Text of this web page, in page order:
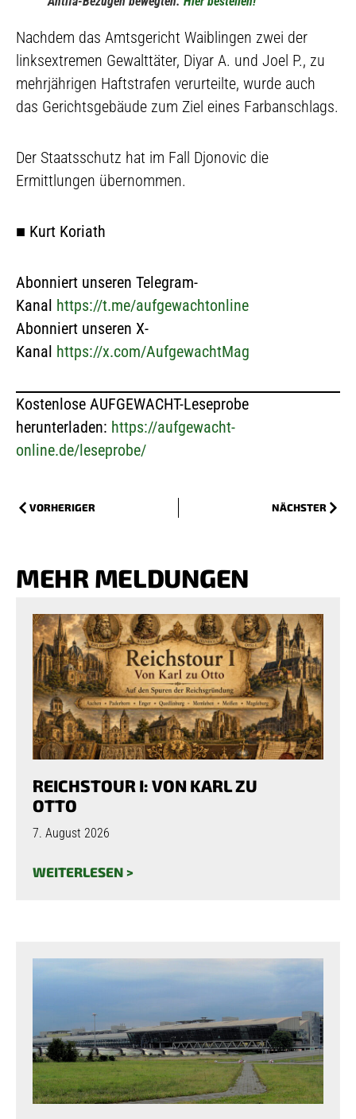
Nachdem das Amtsgericht Waiblingen zwei der
linksextremen Gewalttäter, Diyar A. und Joel P., zu
mehrjährigen Haftstrafen verurteilte, wurde auch
das Gerichtsgebäude zum Ziel eines Farbanschlags.
Der Staatsschutz hat im Fall Djonovic die
Ermittlungen übernommen.
■ Kurt Koriath
Abonniert unseren Telegram-
Kanal https://t.me/aufgewachtonline
Abonniert unseren X-
Kanal https://x.com/AufgewachtMag
Kostenlose AUFGEWACHT-Leseprobe
herunterladen: https://aufgewacht-
online.de/leseprobe/
VORHERIGER NÄCHSTER
MEHR MELDUNGEN
REICHSTOUR I: VON KARL ZU
OTTO
7. August 2026
WEITERLESEN >